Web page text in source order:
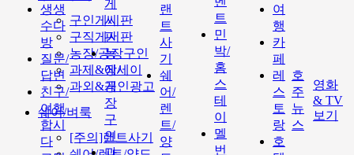
구인게시판
구직게시판
농장/공장구인
과제&에세이
과외&개인광고
쉐어/벼룩
[주의]랜트사기
생생
수다
방
질문/
답변
친구/
여행
합시
다
게
시
판
농
장/
공
장
구
인
과
랜
트
사
기
쉐
어/
렌
트/
양
트
민
박/
홈
스
테
이
멜
번
여
행
카
페
레
스
토
랑
호
호
주
뉴
스
영화
& TV
보기